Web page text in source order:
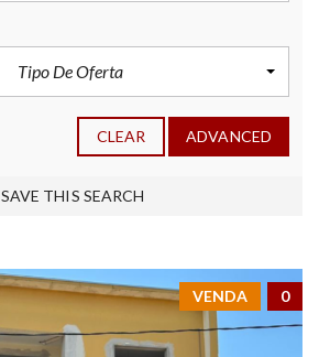
Tipo De Oferta
CLEAR ADVANCED
SAVE THIS SEARCH
0
VENDA